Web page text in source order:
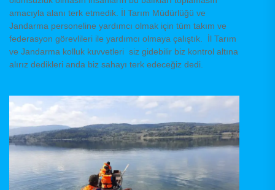
amacıyla alanı terk etmedik. İl Tarım Müdürlüğü ve
Jandarma personeline yardımcı olmak için tüm takım ve
federasyon görevlileri ile yardımcı olmaya çalıştık. İl Tarım
ve Jandarma kolluk kuvvetleri siz gidebilir biz kontrol altına
alırız dedikleri anda biz sahayı terk edeceğiz dedi.